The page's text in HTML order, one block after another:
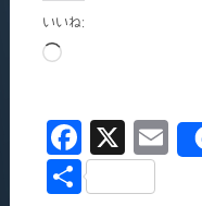
いいね:
読
み
中…
F
a
X
E
共